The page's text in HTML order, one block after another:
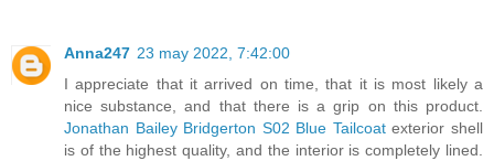
Anna247 23 may 2022, 7:42:00
I appreciate that it arrived on time, that it is most likely a
nice substance, and that there is a grip on this product.
Jonathan Bailey Bridgerton S02 Blue Tailcoatexterior shell
is of the highest quality, and the interior is completely lined.